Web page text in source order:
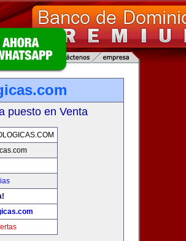
puesto en Venta